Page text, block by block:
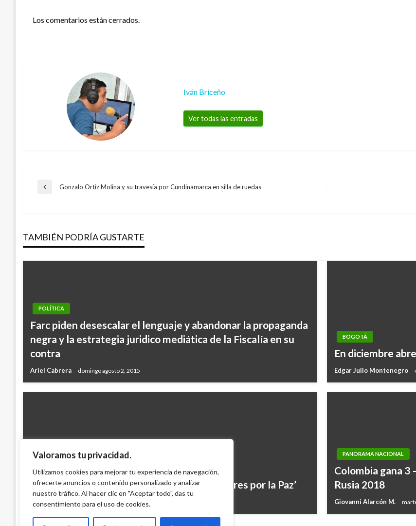
Valoramos tu privacidad.
Utilizamos cookies para mejorar tu experiencia de navegación,
ofrecerte anuncios o contenido personalizado y analizar
nuestro tráfico. Al hacer clic en "Aceptar todo", das tu
consentimiento para el uso de cookies.
Los comentarios están cerrados.
Iván Briceño
Ver todas las entradas
Navegación
entradas
Entrada
Gonzalo Ortiz Molina y su travesía por Cundinamarca en silla de ruedas
TAMBIÉN PODRÍA GUSTARTE
POLÍTICA
Farc piden desescalar el lenguaje y abandonar la propaganda
negra y la estrategia juridico mediática de la Fiscalía en su
contra
Ariel Cabrera domingo agosto 2, 2015
BOGOTÁ
En diciembre
Edgar Julio Montenegro
Parlamentarias Andinas marcharon en ‘Mujeres por la Paz’
Iván Briceño viernes noviembre 22, 2013
PANORAMA NACIONAL
Colombia gana 3
Rusia 2018
Giovanni Alarcón M.